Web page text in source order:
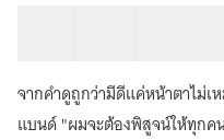
จากคำดูถูกว่ามีดีแค่หน้าตาไม่เ
แบนด์ "ผมจะต้องพิสูจน์ให้ทุกค